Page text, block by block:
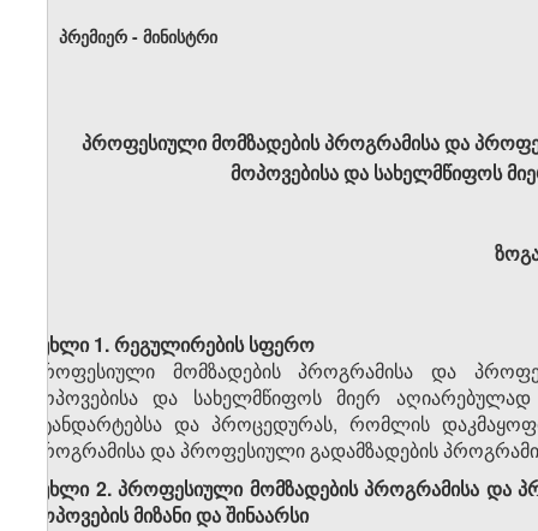
პრემიერ - მინისტრი
პროფესიული მომზადების პროგრამისა და
მოპოვებისა და სახელმწიფოს
მუხლი 1. რეგულირების სფერო
პროფესიული მომზადების პროგრამისა და
მოპოვებისა და სახელმწიფოს მიერ
სტანდარტებსა და პროცედურას, რომლის
პროგრამისა და პროფესიული გადამზადების
მუხლი 2. პროფესიული მომზადების პროგრამისა და
მოპოვების მიზანი და შინაარსი